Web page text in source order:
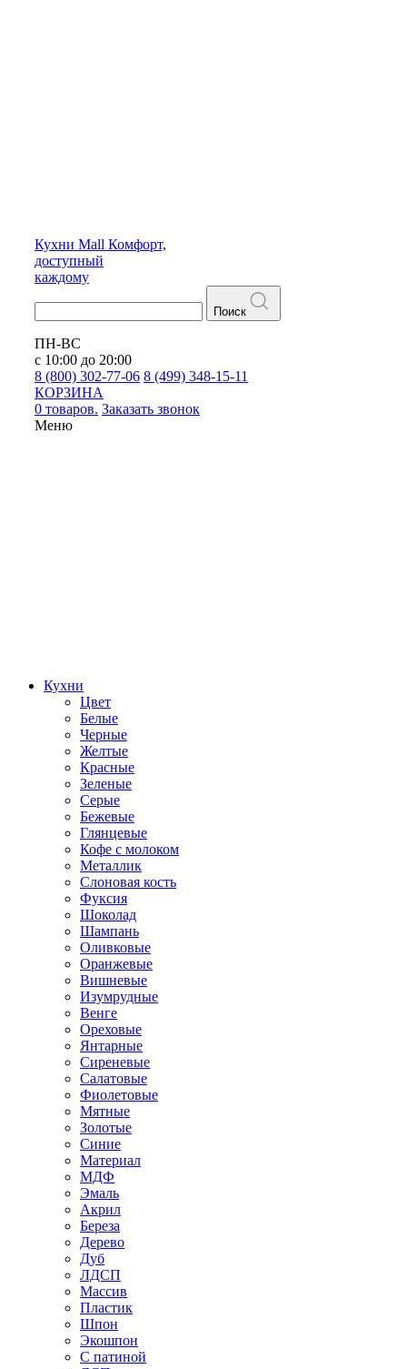
Кухни Mall Комфорт,
доступный
каждому
Поиск
ПН-ВС
с 10:00 до 20:00
8 (800) 302-77-06 8 (499) 348-15-11
КОРЗИНА
0 товаров. Заказать звонок
Меню
Кухни
Цвет
Белые
Черные
Желтые
Красные
Зеленые
Серые
Бежевые
Глянцевые
Кофе с молоком
Металлик
Слоновая кость
Фуксия
Шоколад
Шампань
Оливковые
Оранжевые
Вишневые
Изумрудные
Венге
Ореховые
Янтарные
Сиреневые
Салатовые
Фиолетовые
Мятные
Золотые
Синие
Материал
МДФ
Эмаль
Акрил
Береза
Дерево
Дуб
ЛДСП
Массив
Пластик
Шпон
Экошпон
С патиной